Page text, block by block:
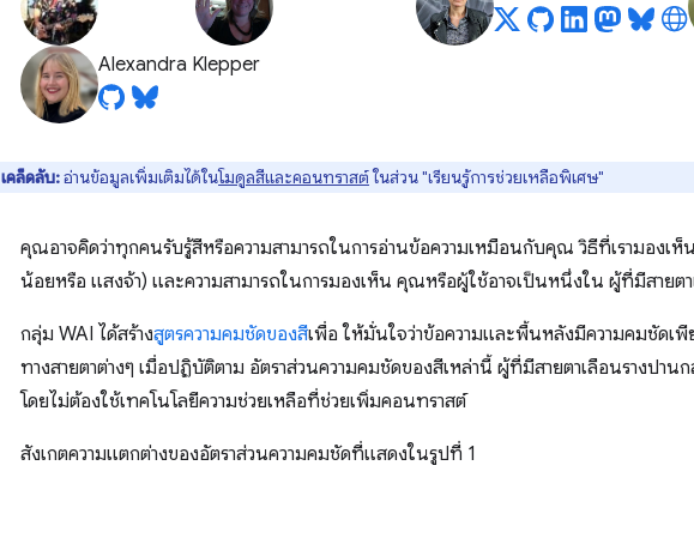
Alexandra Klepper
เคล็ดลับ:อ่านข้อมูลเพิ่มเติมได้ในโมดูลสีและคอนทราสต์ในส่วน "เรียนรู้การช่วยเหลือพิเศษ"
คุณอาจคิดว่าทุกคนรับรู้สีหรือความสามารถในการอ่านข้อความเหมือนกับคุณ วิธีที่เรามองเ
น้อยหรือ แสงจ้า) และความสามารถในการมองเห็น คุณหรือผู้ใช้อาจเป็นหนึ่งใน ผู้ที่มีสายต
กลุ่ม WAI ได้สร้างสูตรความคมชัดของสีเพื่อ ให้มั่นใจว่าข้อความและพื้นหลังมีความคมชัดเ
ทางสายตาต่างๆ เมื่อปฏิบัติตาม อัตราส่วนความคมชัดของสีเหล่านี้ ผู้ที่มีสายตาเลือนรางปา
โดยไม่ต้องใช้เทคโนโลยีความช่วยเหลือที่ช่วยเพิ่มคอนทราสต์
สังเกตความแตกต่างของอัตราส่วนความคมชัดที่แสดงในรูปที่ 1